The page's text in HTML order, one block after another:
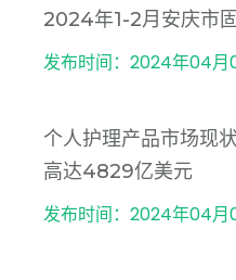
2024年1-2月安庆市
发布时间：2024年04月
个人护理产品市场现
高达4829亿美元
发布时间：2024年04月